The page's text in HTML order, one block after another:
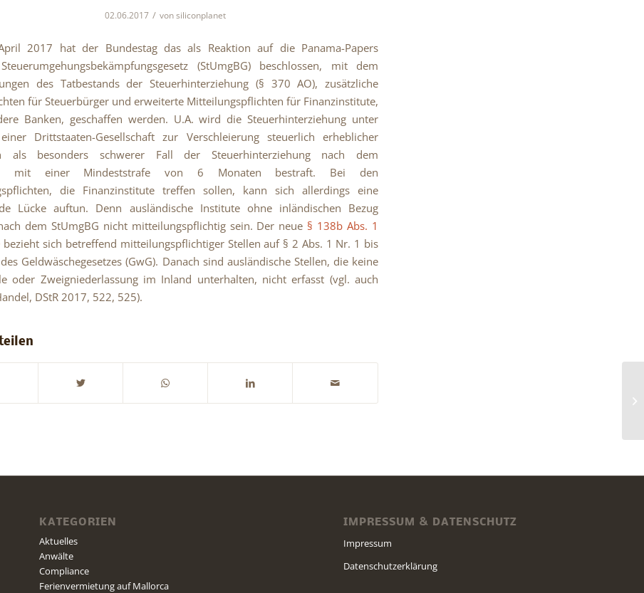
02.06.2017 / vonsiliconplanet
2017 hat der Bundestag das als Reaktion auf die Panama-Papers
(StUmgBG) beschlossen, mit dem
des Tatbestands der Steuerhinterziehung (§ 370 AO), zusätzliche
für Steuerbürger und erweiterte Mitteilungspflichten für Finanzinstitute,
Banken, geschaffen werden. U.A. wird die Steuerhinterziehung unter
Drittstaaten-Gesellschaft zur Verschleierung steuerlich erheblicher
als besonders schwerer Fall der Steuerhinterziehung nach dem
mit einer Mindeststrafe von 6 Monaten bestraft. Bei den
die Finanzinstitute treffen sollen, kann sich allerdings eine
Lücke auftun. Denn ausländische Institute ohne inländischen Bezug
dem StUmgBG nicht mitteilungspflichtig sein. Der neue § 138b Abs. 1
bezieht sich betreffend mitteilungspflichtiger Stellen auf § 2 Abs. 1 Nr. 1 bis
Geldwäschegesetzes (GwG). Danach sind ausländische Stellen, die keine
oder Zweigniederlassung im Inland unterhalten, nicht erfasst (vgl. auch
DStR 2017, 522, 525).
KATEGORIEN
Aktuelles
Anwälte
Compliance
Ferienvermietung auf Mallorca
IMPRESSUM & DATENSCHUTZ
Impressum
Datenschutzerklärung